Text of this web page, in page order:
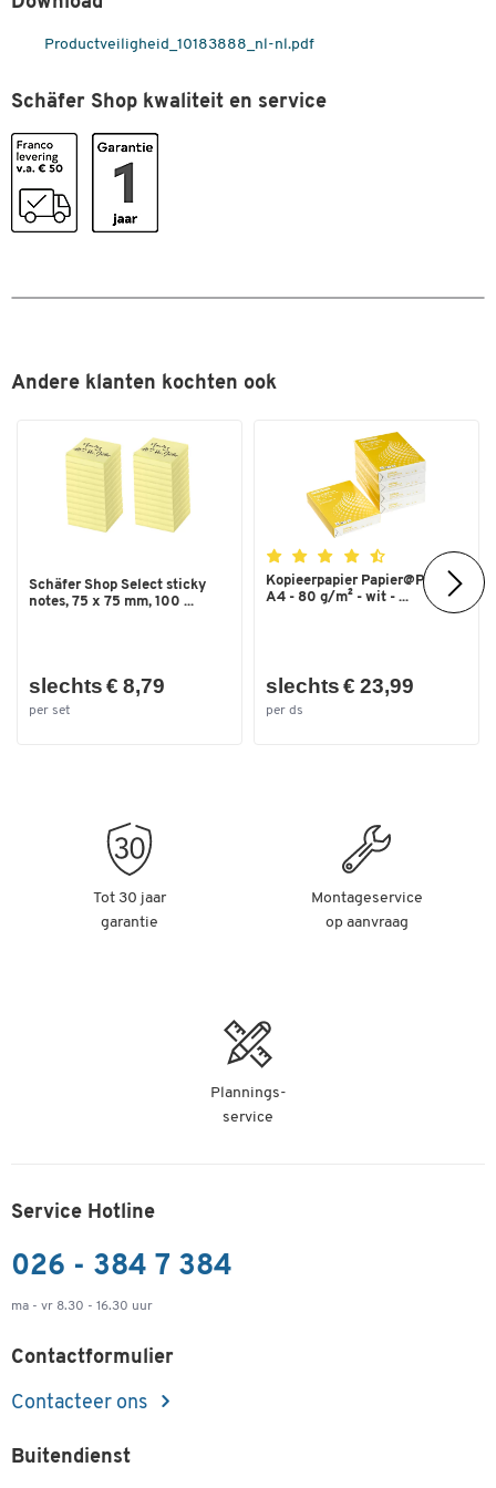
Spaarpaket
Stuk(s) per verpakking 1
Kleur
Productveiligheid_10183888_nl-nl.pdf
Schäfer Shop kwaliteit en service
Andere klanten kochten ook
Schäfer Shop Select sticky
notes, 75 x 75 mm, 100 ...
slechts € 8,79
per set
Kopieerpapier Papier@Print -
A4 - 80 g/m² - wit - ...
slechts € 23,99
per ds
Tot 30 jaar
garantie
Montageservice
op aanvraag
Plannings-
service
Service Hotline
026 - 384 7 384
ma - vr 8.30 - 16.30 uur
Contactformulier
Contacteer ons
Buitendienst